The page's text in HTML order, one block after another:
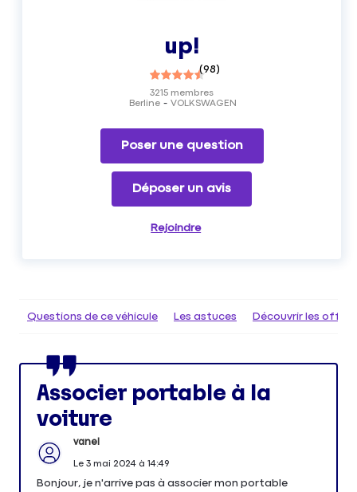
up!
(98)
Berline VOLKSWAGEN
3215 membres
Poser une question
Déposer un avis
Rejoindre
Questions de ce véhicule Les astuces Découvrir les
Associer portable à la
voiture
vanel
Le 3 mai 2024à 14:49
Bonjour, je n'arrive pas à associer mon portable